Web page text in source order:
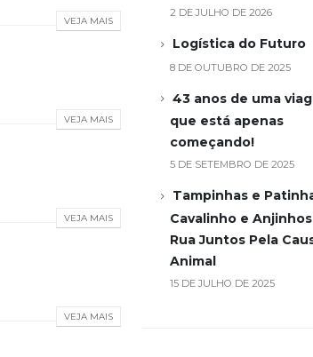
VEJA MAIS
VEJA MAIS
VEJA MAIS
VEJA MAIS
2 DE JULHO DE 2026
Logística do Futuro
8 DE OUTUBRO DE 2025
43 anos de uma
que está apenas
começando!
5 DE SETEMBRO DE 2025
Tampinhas e
Cavalinho e
Rua Juntos Pela
Animal
15 DE JULHO DE 2025